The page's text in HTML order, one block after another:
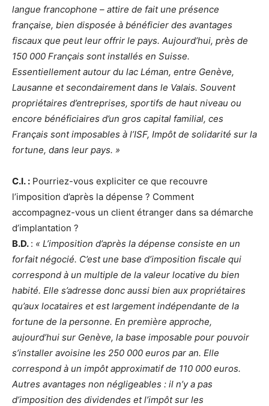
langue francophone – attire de fait une présence
française, bien disposée à bénéficier des avantages
fiscaux que peut leur offrir le pays. Aujourd’hui, près de
150 000 Français sont installés en Suisse.
Essentiellement autour du lac Léman, entre Genève,
Lausanne et secondairement dans le Valais. Souvent
propriétaires d’entreprises, sportifs de haut niveau ou
encore bénéficiaires d’un gros capital familial, ces
Français sont imposables à l’ISF, Impôt de solidarité sur la
fortune, dans leur pays. »
C.I. : Pourriez-vous expliciter ce que recouvre
l’imposition d’après la dépense ? Comment
accompagnez-vous un client étranger dans sa démarche
d’implantation ?
B.D. : « L’imposition d’après la dépense consiste en un
forfait négocié. C’est une base d’imposition fiscale qui
correspond à un multiple de la valeur locative du bien
habité. Elle s’adresse donc aussi bien aux propriétaires
qu’aux locataires et est largement indépendante de la
fortune de la personne. En première approche,
aujourd’hui sur Genève, la base imposable pour pouvoir
s’installer avoisine les 250 000 euros par an. Elle
correspond à un impôt approximatif de 110 000 euros.
Autres avantages non négligeables : il n’y a pas
d’imposition des dividendes et l’impôt sur les